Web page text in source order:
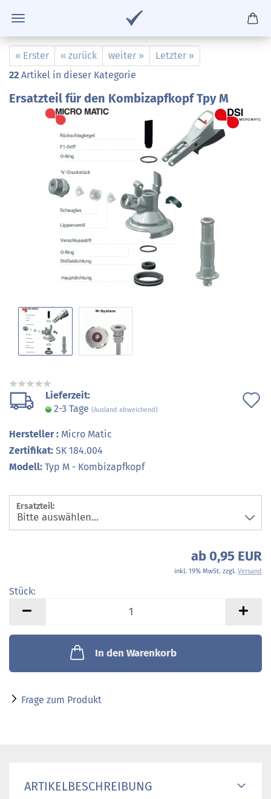
« Erster « zurück weiter »
Letzter »
22 Artikel in dieser Kategorie
Ersatzteil für den Kombizapfkopf Tpy M
Lieferzeit:
2-3 Tage (Ausland abweichend)
Hersteller : Micro Matic
Zertifikat: SK 184.004
Modell: Typ M - Kombizapfkopf
Ersatzteil:
ab 0,95 EUR
inkl. 19% MwSt. zzgl. Versand
Stück:
In den Warenkorb
Frage zum Produkt
ARTIKELBESCHREIBUNG